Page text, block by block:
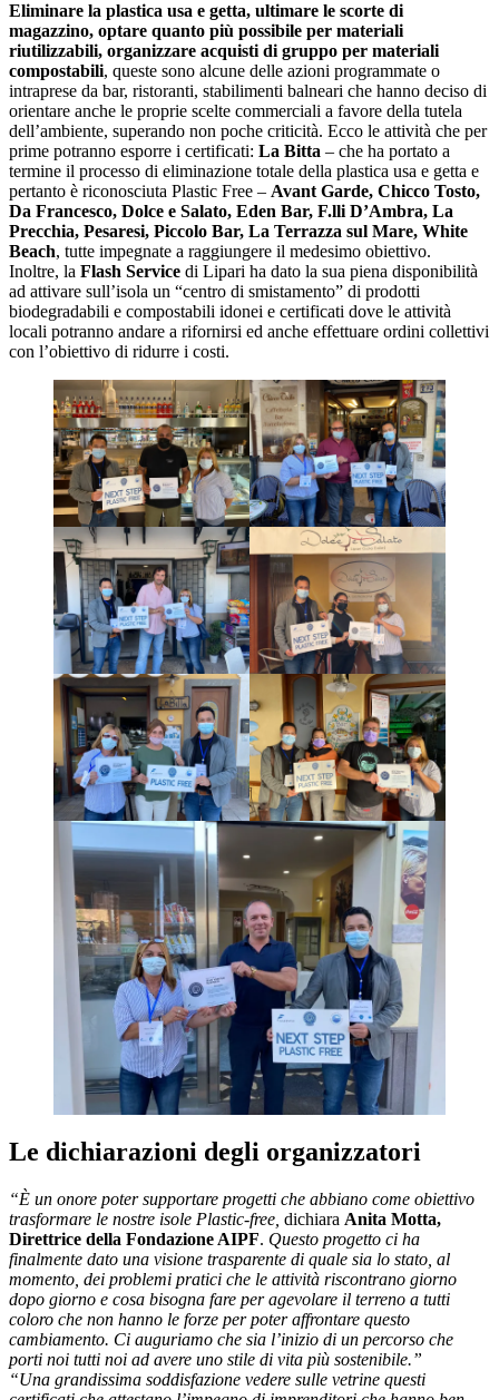
Eliminare la plastica usa e getta, ultimare le scorte di
magazzino, optare quanto più possibile per materiali
riutilizzabili, organizzare acquisti di gruppo per materiali
compostabili, queste sono alcune delle azioni programmate o
intraprese da bar, ristoranti, stabilimenti balneari che hanno deciso di
orientare anche le proprie scelte commerciali a favore della tutela
dell’ambiente, superando non poche criticità. Ecco le attività che per
prime potranno esporre i certificati: La Bitta – che ha portato a
termine il processo di eliminazione totale della plastica usa e getta e
pertanto è riconosciuta Plastic Free – Avant Garde, Chicco Tosto,
Da Francesco, Dolce e Salato, Eden Bar, F.lli D’Ambra, La
Precchia, Pesaresi, Piccolo Bar, La Terrazza sul Mare, White
Beach, tutte impegnate a raggiungere il medesimo obiettivo.
Inoltre, la Flash Service di Lipari ha dato la sua piena disponibilità
ad attivare sull’isola un “centro di smistamento” di prodotti
biodegradabili e compostabili idonei e certificati dove le attività
locali potranno andare a rifornirsi ed anche effettuare ordini collettivi
con l’obiettivo di ridurre i costi.
Le dichiarazioni degli organizzatori
“È un onore poter supportare progetti che abbiano come obiettivo
trasformare le nostre isole Plastic-free, dichiara Anita Motta,
Direttrice della Fondazione AIPF. Questo progetto ci ha
finalmente dato una visione trasparente di quale sia lo stato, al
momento, dei problemi pratici che le attività riscontrano giorno
dopo giorno e cosa bisogna fare per agevolare il terreno a tutti
coloro che non hanno le forze per poter affrontare questo
cambiamento. Ci auguriamo che sia l’inizio di un percorso che
porti noi tutti noi ad avere uno stile di vita più sostenibile.”
“Una grandissima soddisfazione vedere sulle vetrine questi